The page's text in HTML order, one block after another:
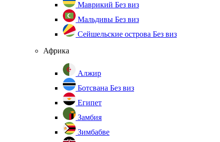
Маврикий Без виз
Мальдивы Без виз
Сейшельские острова Без виз
Африка
Алжир
Ботсвана Без виз
Египет
Замбия
Зимбабве